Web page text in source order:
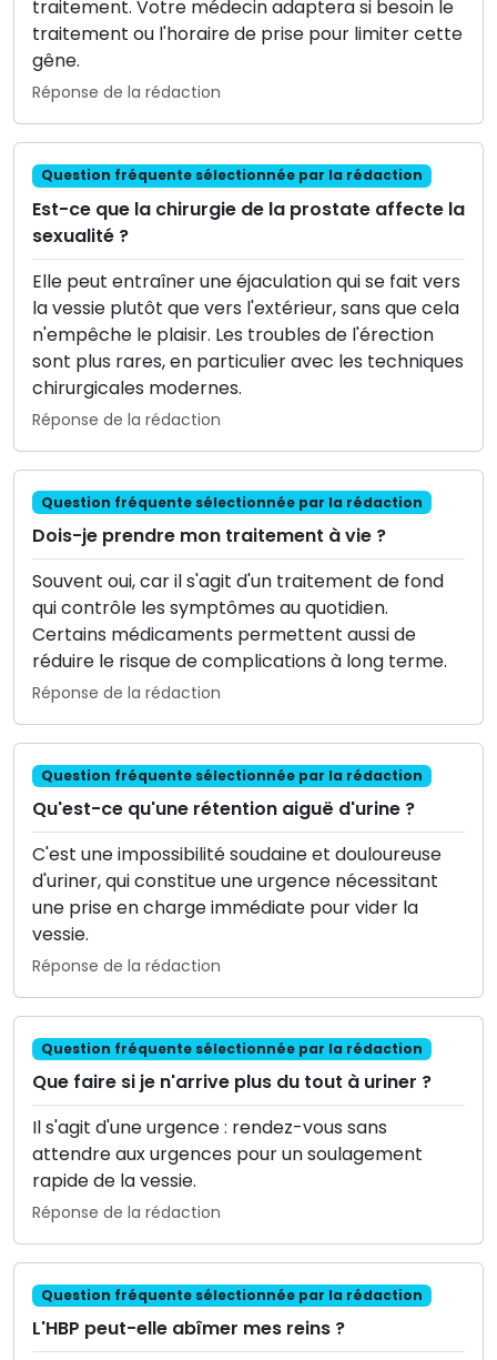
traitement. Votre médecin adaptera si besoin le
traitement ou l'horaire de prise pour limiter cette
gêne.
Réponse de la rédaction
Question fréquente sélectionnée par la rédaction
Est-ce que la chirurgie de la prostate affecte la
sexualité ?
Elle peut entraîner une éjaculation qui se fait vers
la vessie plutôt que vers l'extérieur, sans que cela
n'empêche le plaisir. Les troubles de l'érection
sont plus rares, en particulier avec les techniques
chirurgicales modernes.
Réponse de la rédaction
Question fréquente sélectionnée par la rédaction
Dois-je prendre mon traitement à vie ?
Souvent oui, car il s'agit d'un traitement de fond
qui contrôle les symptômes au quotidien.
Certains médicaments permettent aussi de
réduire le risque de complications à long terme.
Réponse de la rédaction
Question fréquente sélectionnée par la rédaction
Qu'est-ce qu'une rétention aiguë d'urine ?
C'est une impossibilité soudaine et douloureuse
d'uriner, qui constitue une urgence nécessitant
une prise en charge immédiate pour vider la
vessie.
Réponse de la rédaction
Question fréquente sélectionnée par la rédaction
Que faire si je n'arrive plus du tout à uriner ?
Il s'agit d'une urgence : rendez-vous sans
attendre aux urgences pour un soulagement
rapide de la vessie.
Réponse de la rédaction
Question fréquente sélectionnée par la rédaction
L'HBP peut-elle abîmer mes reins ?